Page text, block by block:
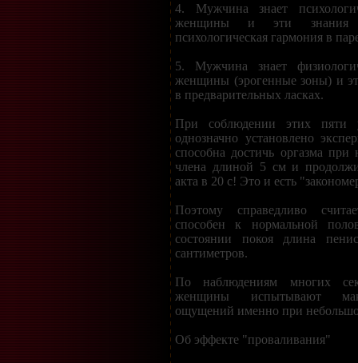
4. Мужчина знает
женщины и эти знания
психологическая гармония в
5. Мужчина знает
женщины (эрогенные зоны) и
в предварительных ласках.
При соблюдении этих пяти
однозначно установлено
способна достичь оргазма
члена длиной 5 см и
акта в 20 с! Это и есть
Поэтому справедливо
способен к нормальной
состоянии покоя длина
сантиметров.
По наблюдениям многих
женщины испытывают
ощущений именно при
Об эффекте "проваливания"